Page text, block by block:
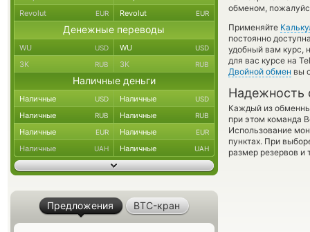
обменом,
Применяйте
постоянно
удобный вам курс,
для вас курсе на
Двойной обмен вы
Надежность
Каждый из
при этом команда
Использование
пунктах. При
размер резервов и
Revolut EUR Revolut EUR
Денежные переводы
WU USD WU USD
ЗК RUB ЗК RUB
Наличные деньги
Наличные USD Наличные USD
Наличные RUB Наличные RUB
Наличные EUR Наличные EUR
Наличные UAH Наличные UAH
Предложения BTC-кран